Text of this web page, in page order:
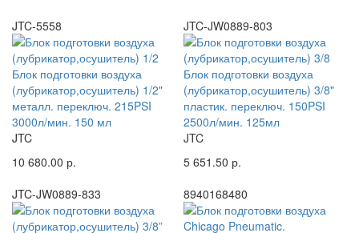
JTC-5558
Блок подготовки воздуха
(лубрикатор,осушитель) 1/2"
металл. переключ. 215PSI
3000л/мин. 150 мл
JTC
10 680.00 р.
JTC-JW0889-803
Блок подготовки воздуха
(лубрикатор,осушитель) 3/8"
пластик. переключ. 150PSI
2500л/мин. 125мл
JTC
5 651.50 р.
JTC-JW0889-833
8940168480